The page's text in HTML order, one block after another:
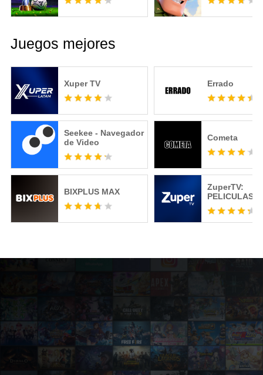
Juegos mejores
Xuper TV
Seekee - Navegador
de Video
BIXPLUS MAX
Errado
Cometa
ZuperTV:
PELICULAS,
SERIE